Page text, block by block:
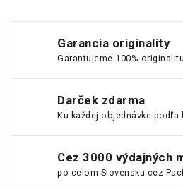
Garancia originality
Garantujeme 100% originalitu
Darček zdarma
Ku každej objednávke podľa
Cez 3000 výdajných
po celom Slovensku cez